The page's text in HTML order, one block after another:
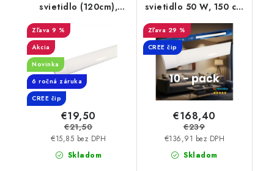
svietidlo (120cm),
CREE čip,
vysokosvietivé -
9 %
Akcia
Novinka
6 ročná záruka
CREE čip
Skladom
€15,85 bez DPH
€19,50
€21,50
svietidlo 50 W, 150 cm
– CREE čip, 6000 lm |
10 PACK
29 %
CREE čip
Skladom
€136,91 bez DPH
€168,40
€239